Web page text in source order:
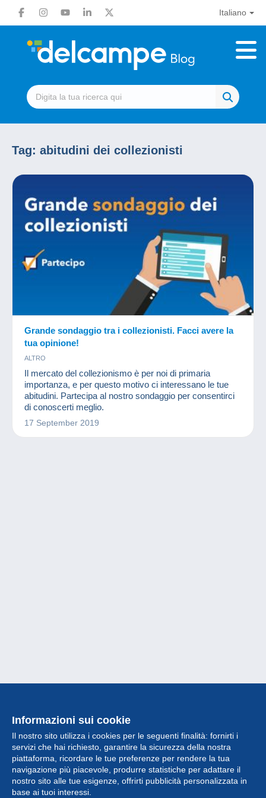
Italiano
Tag: abitudini dei collezionisti
Grande sondaggio tra i collezionisti. Facci avere la
tua opinione!
ALTRO
Il mercato del collezionismo è per noi di primaria
importanza, e per questo motivo ci interessano le tue
abitudini. Partecipa al nostro sondaggio per consentirci
di conoscerti meglio.
17 September 2019
Informazioni sui cookie
Il nostro sito utilizza i cookies per le seguenti finalità: fornirti i
servizi che hai richiesto, garantire la sicurezza della nostra
piattaforma, ricordare le tue preferenze per rendere la tua
navigazione più piacevole, produrre statistiche per adattare il
nostro sito alle tue esigenze, offrirti pubblicità personalizzata in
base ai tuoi interessi.
Collezione